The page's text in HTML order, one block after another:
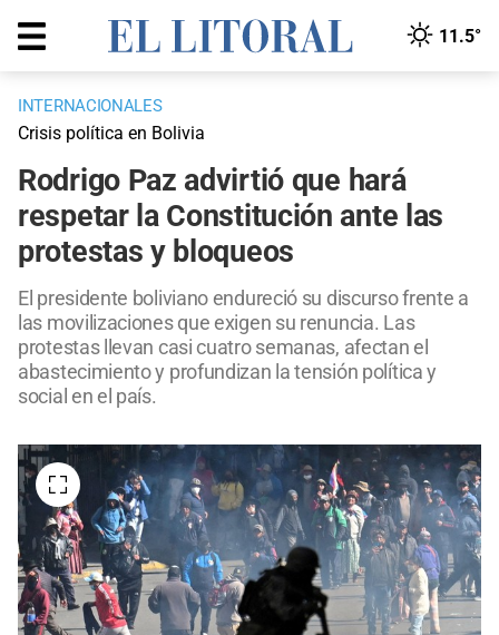
11.5°
INTERNACIONALES
Crisis política en Bolivia
Rodrigo Paz advirtió que hará
respetar la Constitución ante las
protestas y bloqueos
El presidente boliviano endureció su discurso frente a
las movilizaciones que exigen su renuncia. Las
protestas llevan casi cuatro semanas, afectan el
abastecimiento y profundizan la tensión política y
social en el país.